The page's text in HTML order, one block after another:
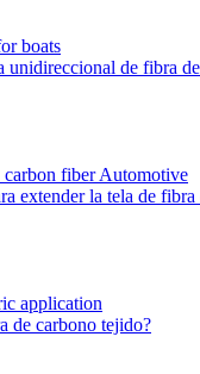
unidireccional de fibra
extender la tela de fibra
de carbono tejido?